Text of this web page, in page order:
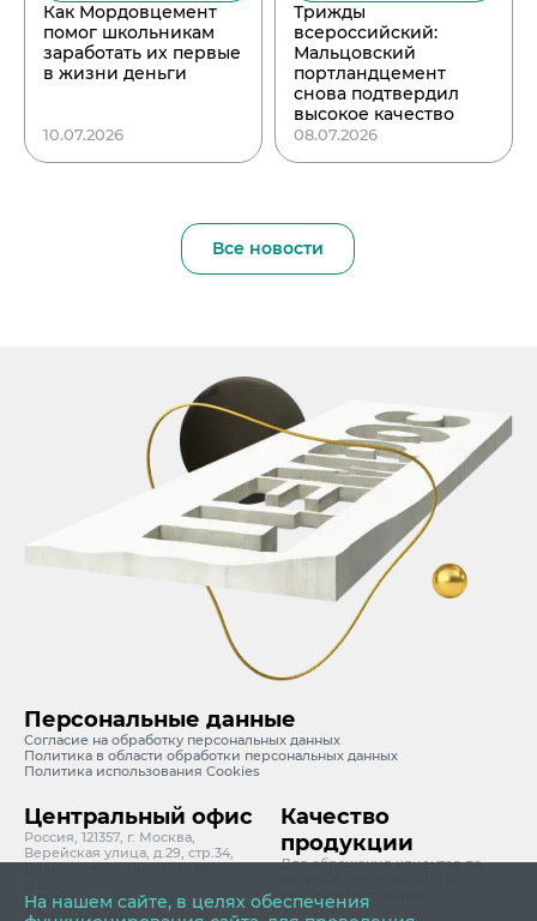
Как Мордовцемент
помог школьникам
заработать их первые
в жизни деньги
10.07.2026
Трижды
всероссийский:
Мальцовский
портландцемент
снова подтвердил
высокое качество
08.07.2026
Все новости
Персональные данные
Согласие на обработку персональных данных
Политика в области обработки персональных данных
Политика использования Cookies
Центральный офис
Россия, 121357, г. Москва,
Верейская улица, д.29, стр.34,
info@cemros.ru
8 800 700 6363
Качество
продукции
Для обращения клиентов по
качества продукции
На нашем сайте, в целях обеспечения